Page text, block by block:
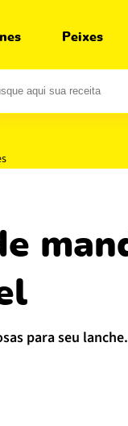
Peixes
para seu lanche.